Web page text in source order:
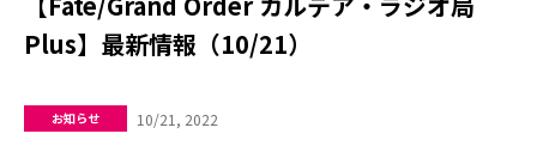
Plus】最新情報（10/21）
お知らせ 10/21, 2022